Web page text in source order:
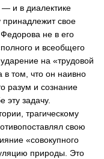
и в диалектике
свое
не в его
и всеобщего
на «трудовой
в том, что он наивно
разум и сознание
эту задачу.
трагическому
свою
«совокупного
природы. Это